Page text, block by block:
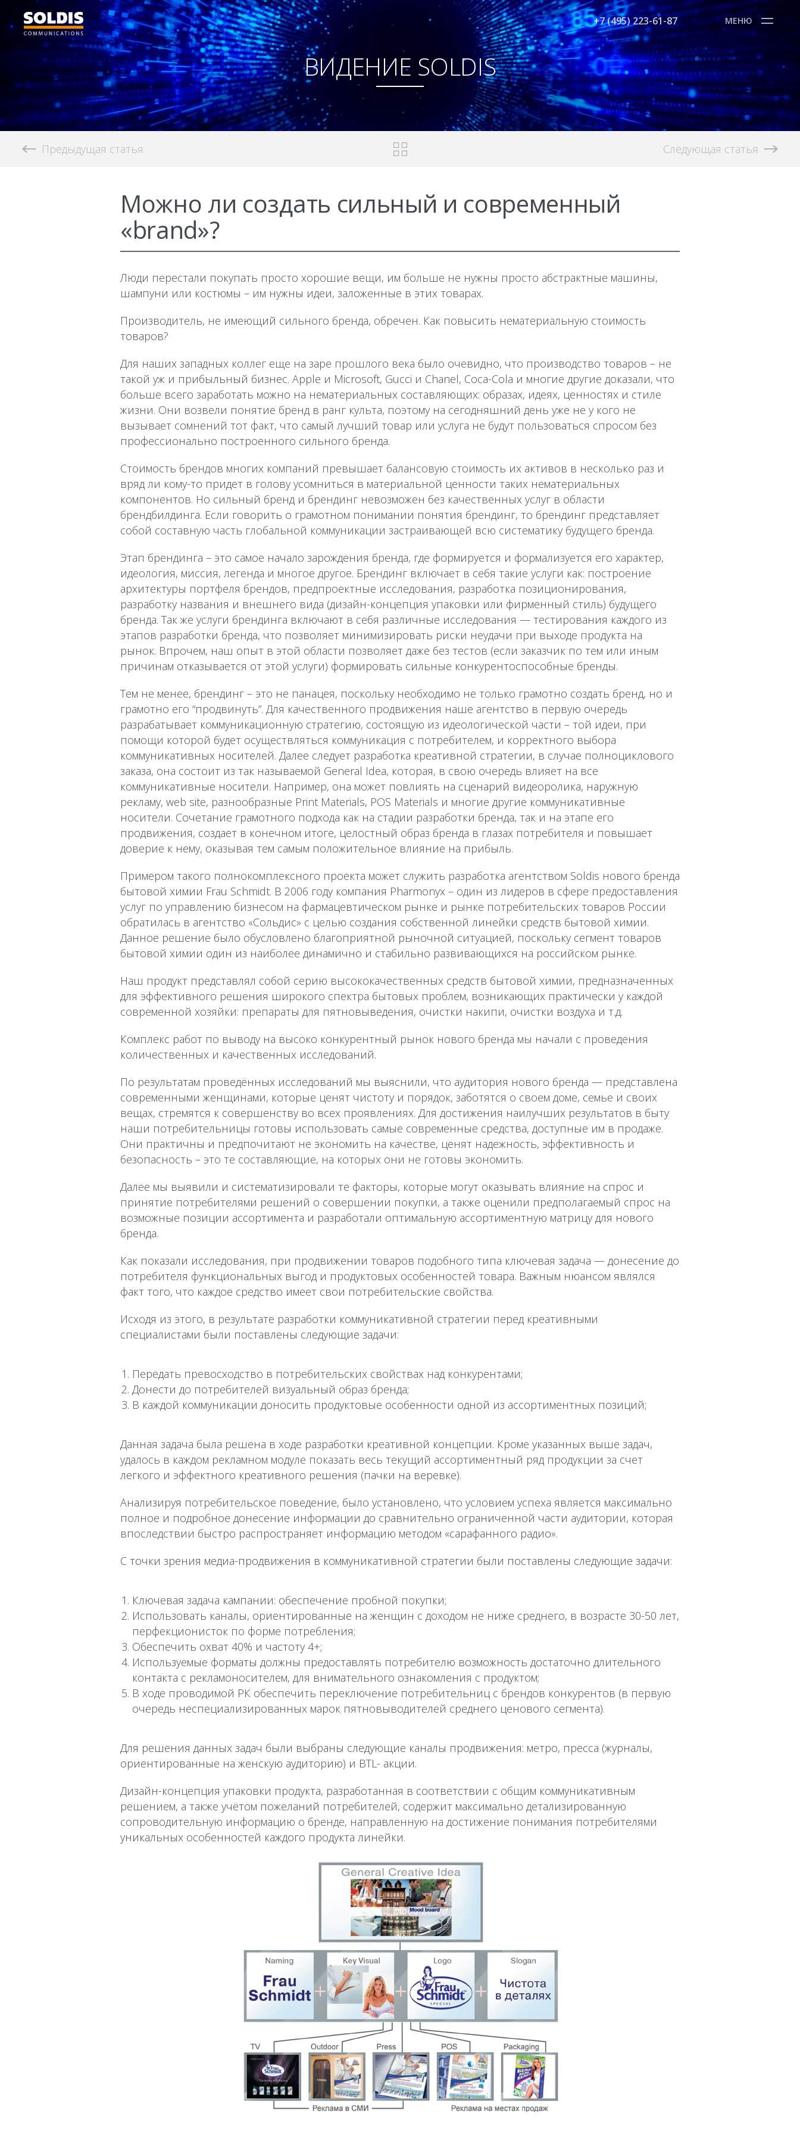
+7 (495) 223-61-87 МЕНЮ
ВИДЕНИЕ SOLDIS
Предыдущая статья Следующая статья
Можно ли создать сильный и современный
«brand»?
Люди перестали покупать просто хорошие вещи, им больше не нужны просто абстрактные машины,
шампуни или костюмы – им нужны идеи, заложенные в этих товарах.
Производитель, не имеющий сильного бренда, обречен. Как повысить нематериальную стоимость
товаров?
Для наших западных коллег еще на заре прошлого века было очевидно, что производство товаров – не
такой уж и прибыльный бизнес. Apple и Microsoft, Gucci и Chanel, Coca-Cola и многие другие доказали, что
больше всего заработать можно на нематериальных составляющих: образах, идеях, ценностях и стиле
жизни. Они возвели понятие бренд в ранг культа, поэтому на сегодняшний день уже не у кого не
вызывает сомнений тот факт, что самый лучший товар или услуга не будут пользоваться спросом без
профессионально построенного сильного бренда.
Стоимость брендов многих компаний превышает балансовую стоимость их активов в несколько раз и
вряд ли кому-то придет в голову усомниться в материальной ценности таких нематериальных
компонентов. Но сильный бренд и брендинг невозможен без качественных услуг в области
брендбилдинга. Если говорить о грамотном понимании понятия брендинг, то брендинг представляет
собой составную часть глобальной коммуникации застраивающей всю систематику будущего бренда.
Этап брендинга – это самое начало зарождения бренда, где формируется и формализуется его характер,
идеология, миссия, легенда и многое другое. Брендинг включает в себя такие услуги как: построение
архитектуры портфеля брендов, предпроектные исследования, разработка позиционирования,
разработку названия и внешнего вида (дизайн-концепция упаковки или фирменный стиль) будущего
бренда. Так же услуги брендинга включают в себя различные исследования — тестирования каждого из
этапов разработки бренда, что позволяет минимизировать риски неудачи при выходе продукта на
рынок. Впрочем, наш опыт в этой области позволяет даже без тестов (если заказчик по тем или иным
причинам отказывается от этой услуги) формировать сильные конкурентоспособные бренды.
Тем не менее, брендинг – это не панацея, поскольку необходимо не только грамотно создать бренд, но и
грамотно его “продвинуть”. Для качественного продвижения наше агентство в первую очередь
разрабатывает коммуникационную стратегию, состоящую из идеологической части – той идеи, при
помощи которой будет осуществляться коммуникация с потребителем, и корректного выбора
коммуникативных носителей. Далее следует разработка креативной стратегии, в случае полноциклового
заказа, она состоит из так называемой General Idea, которая, в свою очередь влияет на все
коммуникативные носители. Например, она может повлиять на сценарий видеоролика, наружную
рекламу, web site, разнообразные Print Materials, POS Materials и многие другие коммуникативные
носители. Сочетание грамотного подхода как на стадии разработки бренда, так и на этапе его
продвижения, создает в конечном итоге, целостный образ бренда в глазах потребителя и повышает
доверие к нему, оказывая тем самым положительное влияние на прибыль.
Примером такого полнокомплексного проекта может служить разработка агентством Soldis нового бренда
бытовой химии Frau Schmidt. В 2006 году компания Pharmonyx – один из лидеров в сфере предоставления
услуг по управлению бизнесом на фармацевтическом рынке и рынке потребительских товаров России
обратилась в агентство «Сольдис» с целью создания собственной линейки средств бытовой химии.
Данное решение было обусловлено благоприятной рыночной ситуацией, поскольку сегмент товаров
бытовой химии один из наиболее динамично и стабильно развивающихся на российском рынке.
Наш продукт представлял собой серию высококачественных средств бытовой химии, предназначенных
для эффективного решения широкого спектра бытовых проблем, возникающих практически у каждой
современной хозяйки: препараты для пятновыведения, очистки накипи, очистки воздуха и т.д.
Комплекс работ по выводу на высоко конкурентный рынок нового бренда мы начали с проведения
количественных и качественных исследований.
По результатам проведённых исследований мы выяснили, что аудитория нового бренда — представлена
современными женщинами, которые ценят чистоту и порядок, заботятся о своем доме, семье и своих
вещах, стремятся к совершенству во всех проявлениях. Для достижения наилучших результатов в быту
наши потребительницы готовы использовать самые современные средства, доступные им в продаже.
Они практичны и предпочитают не экономить на качестве, ценят надежность, эффективность и
безопасность – это те составляющие, на которых они не готовы экономить.
Далее мы выявили и систематизировали те факторы, которые могут оказывать влияние на спрос и
принятие потребителями решений о совершении покупки, а также оценили предполагаемый спрос на
возможные позиции ассортимента и разработали оптимальную ассортиментную матрицу для нового
бренда.
Как показали исследования, при продвижении товаров подобного типа ключевая задача — донесение до
потребителя функциональных выгод и продуктовых особенностей товара. Важным нюансом являлся
факт того, что каждое средство имеет свои потребительские свойства.
Исходя из этого, в результате разработки коммуникативной стратегии перед креативными
специалистами были поставлены следующие задачи:
Передать превосходство в потребительских свойствах над конкурентами;
Донести до потребителей визуальный образ бренда;
В каждой коммуникации доносить продуктовые особенности одной из ассортиментных позиций;
Данная задача была решена в ходе разработки креативной концепции. Кроме указанных выше задач,
удалось в каждом рекламном модуле показать весь текущий ассортиментный ряд продукции за счет
легкого и эффектного креативного решения (пачки на веревке).
Анализируя потребительское поведение, было установлено, что условием успеха является максимально
полное и подробное донесение информации до сравнительно ограниченной части аудитории, которая
впоследствии быстро распространяет информацию методом «сарафанного радио».
С точки зрения медиа-продвижения в коммуникативной стратегии были поставлены следующие задачи:
Ключевая задача кампании: обеспечение пробной покупки;
Использовать каналы, ориентированные на женщин с доходом не ниже среднего, в возрасте 30-50 лет,
перфекционисток по форме потребления;
Обеспечить охват 40% и частоту 4+;
Используемые форматы должны предоставлять потребителю возможность достаточно длительного
контакта с рекламоносителем, для внимательного ознакомления с продуктом;
В ходе проводимой РК обеспечить переключение потребительниц с брендов конкурентов (в первую
очередь неспециализированных марок пятновыводителей среднего ценового сегмента).
Для решения данных задач были выбраны следующие каналы продвижения: метро, пресса (журналы,
ориентированные на женскую аудиторию) и BTL- акции.
Дизайн-концепция упаковки продукта, разработанная в соответствии с общим коммуникативным
решением, а также учётом пожеланий потребителей, содержит максимально детализированную
сопроводительную информацию о бренде, направленную на достижение понимания потребителями
уникальных особенностей каждого продукта линейки.